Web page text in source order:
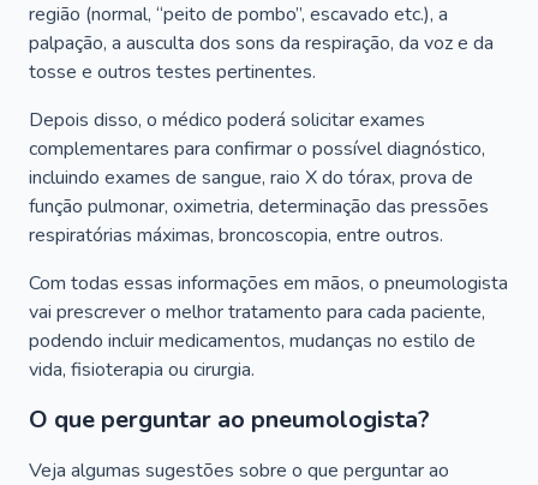
região (normal, “peito de pombo”, escavado etc.), a
palpação, a ausculta dos sons da respiração, da voz e da
tosse e outros testes pertinentes.
Depois disso, o médico poderá solicitar exames
complementares para confirmar o possível diagnóstico,
incluindo exames de sangue, raio X do tórax, prova de
função pulmonar, oximetria, determinação das pressões
respiratórias máximas, broncoscopia, entre outros.
Com todas essas informações em mãos, o pneumologista
vai prescrever o melhor tratamento para cada paciente,
podendo incluir medicamentos, mudanças no estilo de
vida, fisioterapia ou cirurgia.
O que perguntar ao pneumologista?
Veja algumas sugestões sobre o que perguntar ao